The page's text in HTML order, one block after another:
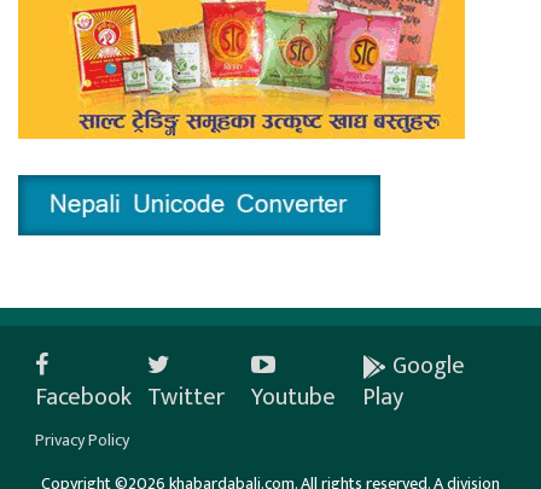
Facebook Twitter Youtube
Google
Play
Privacy Policy
Copyright ©2026 khabardabali.com. All rights reserved. A division